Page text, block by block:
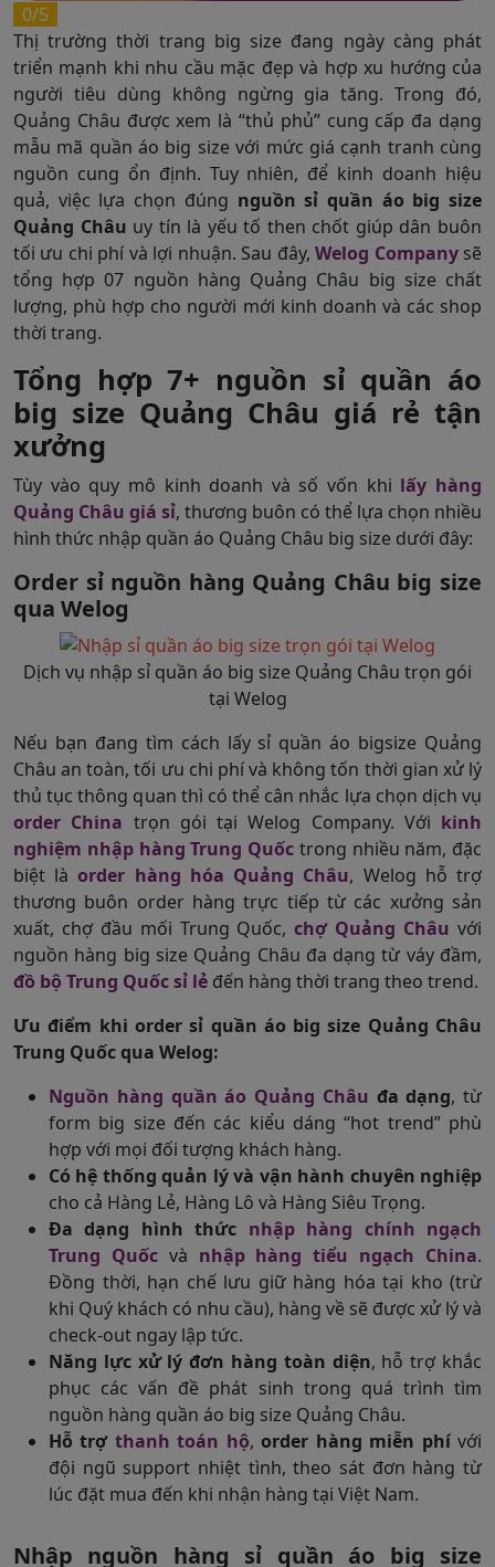
0/5
Thị trường thời trang big size đang ngày càng phát
triển mạnh khi nhu cầu mặc đẹp và hợp xu hướng của
người tiêu dùng không ngừng gia tăng. Trong đó,
Quảng Châu được xem là “thủ phủ” cung cấp đa dạng
mẫu mã quần áo big size với mức giá cạnh tranh cùng
nguồn cung ổn định. Tuy nhiên, để kinh doanh hiệu
quả, việc lựa chọn đúng nguồn sỉ quần áo big size
Quảng Châu uy tín là yếu tố then chốt giúp dân buôn
tối ưu chi phí và lợi nhuận. Sau đây,Welog Companysẽ
tổng hợp 07 nguồn hàng Quảng Châu big size chất
lượng, phù hợp cho người mới kinh doanh và các shop
thời trang.
Tổng hợp 7+ nguồn sỉ quần áo
big size Quảng Châu giá rẻ tận
xưởng
Tùy vào quy mô kinh doanh và số vốn khi lấy hàng
Quảng Châu giá sỉ, thương buôn có thể lựa chọn nhiều
hình thức nhập quần áo Quảng Châu big size dưới đây:
Order sỉ nguồn hàng Quảng Châu big size
qua Welog
Dịch vụ nhập sỉ quần áo big size Quảng Châu trọn gói
tại Welog
Nếu bạn đang tìm cách lấy sỉ quần áo bigsize Quảng
Châu an toàn, tối ưu chi phí và không tốn thời gian xử lý
thủ tục thông quan thì có thể cân nhắc lựa chọn dịch vụ
order China trọn gói tại Welog Company. Với kinh
nghiệm nhập hàng Trung Quốc trong nhiều năm, đặc
biệt làorder hàng hóa Quảng Châu, Welog hỗ trợ
thương buôn order hàng trực tiếp từ các xưởng sản
xuất, chợ đầu mối Trung Quốc,chợ Quảng Châu với
nguồn hàng big size Quảng Châu đa dạng từ váy đầm,
đồ bộ Trung Quốc sỉ lẻ đến hàng thời trang theo trend.
Ưu điểm khi order sỉ quần áo big size Quảng Châu
Trung Quốc qua Welog:
Nguồn hàng quần áo Quảng Châu đa dạng, từ
form big size đến các kiểu dáng “hot trend” phù
hợp với mọi đối tượng khách hàng.
Có hệ thống quản lý và vận hành chuyên nghiệp
cho cả Hàng Lẻ, Hàng Lô và Hàng Siêu Trọng.
Đa dạng hình thức nhập hàng chính ngạch
Trung Quốcvà nhập hàng tiểu ngạch China.
Đồng thời, hạn chế lưu giữ hàng hóa tại kho (trừ
khi Quý khách có nhu cầu), hàng về sẽ được xử lý và
check-out ngay lập tức.
Năng lực xử lý đơn hàng toàn diện, hỗ trợ khắc
phục các vấn đề phát sinh trong quá trình tìm
nguồn hàng quần áo big size Quảng Châu.
Hỗ trợ thanh toán hộ,order hàng miễn phívới
đội ngũ support nhiệt tình, theo sát đơn hàng từ
lúc đặt mua đến khi nhận hàng tại Việt Nam.
Nhập nguồn hàng sỉ quần áo big size